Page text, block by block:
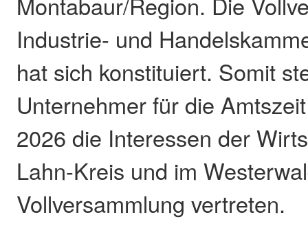
Industrie- und
hat sich konstituiert. Somit
Unternehmer für die
2026 die Interessen der
Lahn-Kreis und im
Vollversammlung vertreten.